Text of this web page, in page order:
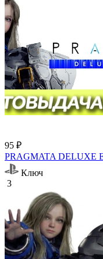
95 ₽
PRAGMATA DELUXE
Ключ
3